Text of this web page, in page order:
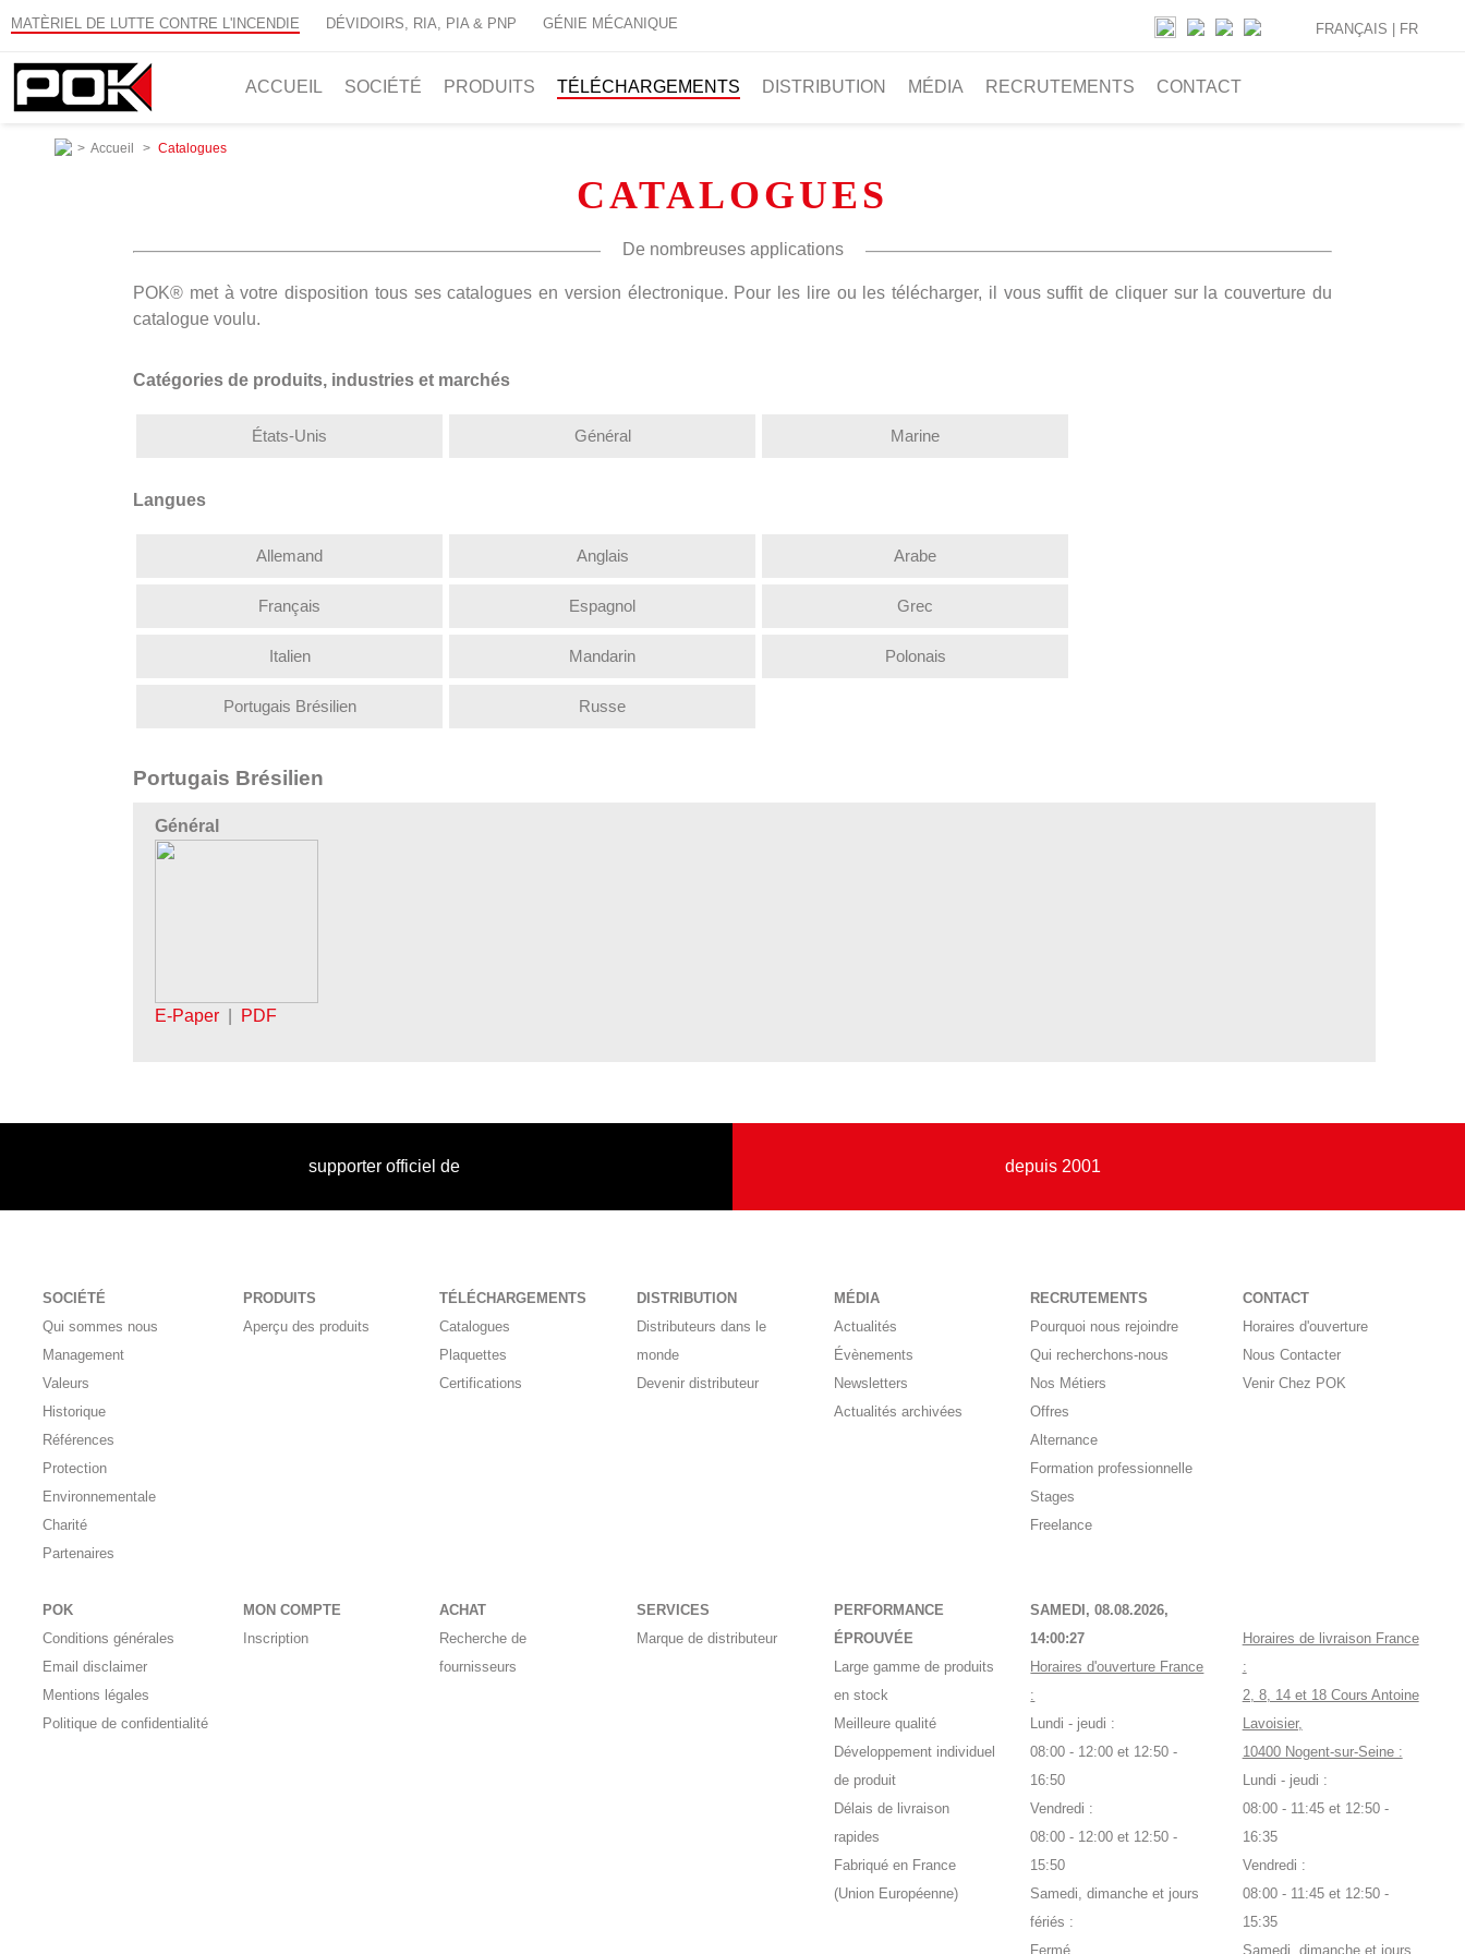
MATÈRIEL DE LUTTE CONTRE L'INCENDIE DÉVIDOIRS, RIA, PIA & PNP GÉNIE MÉCANIQUE
ACCUEIL SOCIÉTÉ PRODUITS TÉLÉCHARGEMENTS DISTRIBUTION MÉDIA RECRUTEMENTS CONTACT
FRANÇAIS | FR
> Accueil > Catalogues
CATALOGUES
De nombreuses applications
POK® met à votre disposition tous ses catalogues en version électronique. Pour les lire ou les télécharger, il vous suffit de cliquer sur la couverture du
catalogue voulu.
Catégories de produits, industries et marchés
États-Unis Général Marine
Langues
Allemand Anglais Arabe
Français Espagnol Grec
Italien Mandarin Polonais
Portugais Brésilien Russe
Portugais Brésilien
Général
E-Paper PDF
supporter officiel de depuis 2001
SOCIÉTÉ
Qui sommes nous
Management
Valeurs
Historique
Références
Protection
Environnementale
Charité
Partenaires
PRODUITS
Aperçu des produits
TÉLÉCHARGEMENTS
Catalogues
Plaquettes
Certifications
DISTRIBUTION
Distributeurs dans le
monde
Devenir distributeur
MÉDIA
Actualités
Évènements
Newsletters
Actualités archivées
RECRUTEMENTS
Pourquoi nous rejoindre
Qui recherchons-nous
Nos Métiers
Offres
Alternance
Formation professionnelle
Stages
Freelance
CONTACT
Horaires d'ouverture
Nous Contacter
Venir Chez POK
POK
Conditions générales
Email disclaimer
Mentions légales
Politique de confidentialité
MON COMPTE
Inscription
ACHAT
Recherche de
fournisseurs
SERVICES
Marque de distributeur
PERFORMANCE
ÉPROUVÉE
Large gamme de produits
en stock
Meilleure qualité
Développement individuel
de produit
Délais de livraison
rapides
Fabriqué en France
(Union Européenne)
SAMEDI, 08.08.2026,
14:00:27
Horaires d'ouverture France
:
Lundi - jeudi :
08:00 - 12:00 et 12:50 -
16:50
Vendredi :
08:00 - 12:00 et 12:50 -
15:50
Samedi, dimanche et jours
fériés :
Fermé
Horaires de livraison France
:
2, 8, 14 et 18 Cours Antoine
Lavoisier,
10400 Nogent-sur-Seine :
Lundi - jeudi :
08:00 - 11:45 et 12:50 -
16:35
Vendredi :
08:00 - 11:45 et 12:50 -
15:35
Samedi, dimanche et jours